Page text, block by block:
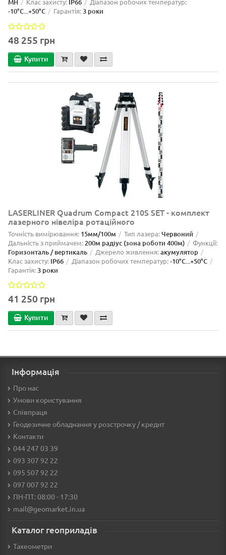
MH
Клас захисту: IP66 Діапазон робочих температур:
-10°C...+50°C Гарантія:3 роки
48 255 грн
Купити
LASERLINER Quadrum Compact 210S SET - комплект
лазерного нівеліра ротаційного
Точність вимірювання: 15мм/100м Тип лазера:Червоний
Дальність з приймачем:200м радіус (зона роботи 400м) Функції:
Горизонталь / вертикаль Джерело живлення:акумулятор
Клас захисту: IP66 Діапазон робочих температур:-10°C...+50°C
Гарантія:3 роки
41 250 грн
Купити
Інформація
Про нас
Умови користування
Співпраця
Геодезичне обладнання у розстрочку / кредит
Контакти
044 247 03 39
093 307 92 22
095 507 92 22
097 007 92 22
ПН-ПТ: 08:00 - 17:30
mail@geomarket.in.ua
Каталог геоприладів
Тахеометри